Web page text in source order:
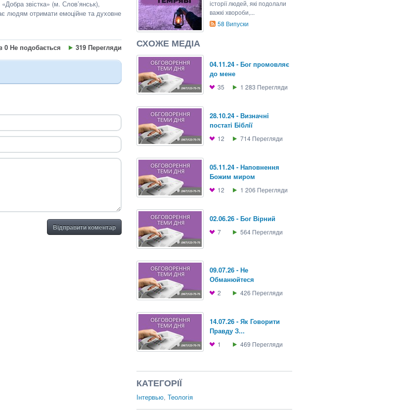
звістка» (м. Слов’янськ),
людям отримати емоційне та духовне
319 Перегляди
0 Не подобається
Відправити коментар
історії людей, які подолали
важкі хвороби,...
58 Випуски
СХОЖЕ МЕДІА
04.11.24 - Бог промовляє
до мене
35 1 283 Перегляди
28.10.24 - Визначнi
постатi Бiблiї
12 714 Перегляди
05.11.24 - Наповнення
Божим миром
12 1 206 Перегляди
02.06.26 - Бог Вірний
7 564 Перегляди
09.07.26 - Не
Обманюйтеся
2 426 Перегляди
14.07.26 - Як Говорити
Правду З...
1 469 Перегляди
КАТЕГОРІЇ
Інтервью, Теологія